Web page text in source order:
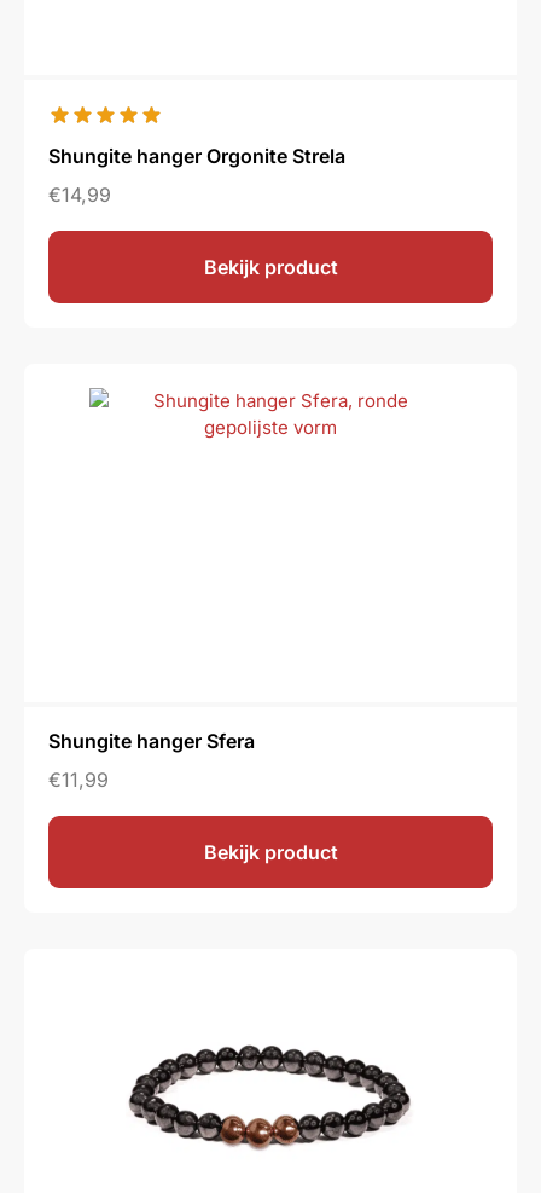
Shungite hanger Orgonite Strela
€14,99
Bekijk product
Shungite hanger Sfera
€11,99
Bekijk product